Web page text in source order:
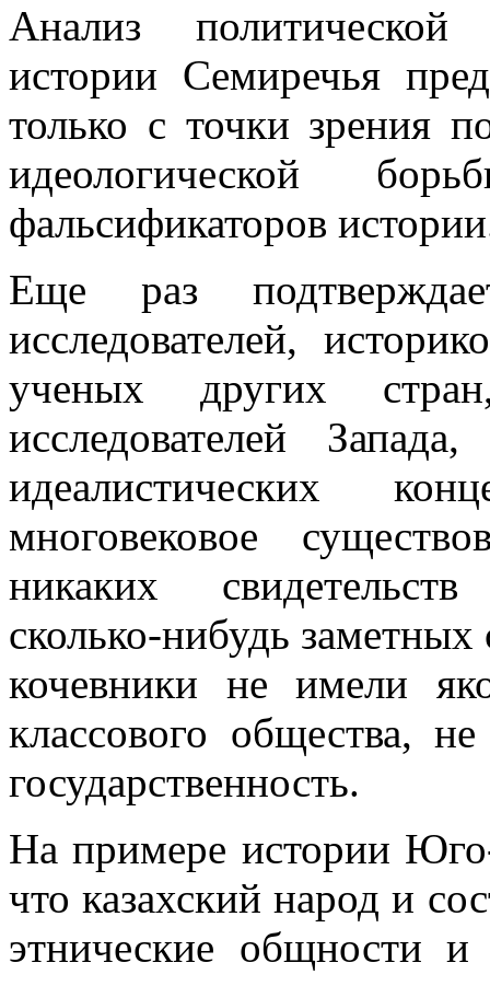
Анализ политической
истории Семиречья
только с точки зрения
идеологической
фальсификаторов
Еще раз
исследователей,
ученых других
исследователей
идеалистических
многовековое
никаких
сколько-нибудь
кочевники не имели
классового общества,
государственность.
На примере истории
что казахский народ и
этнические общности